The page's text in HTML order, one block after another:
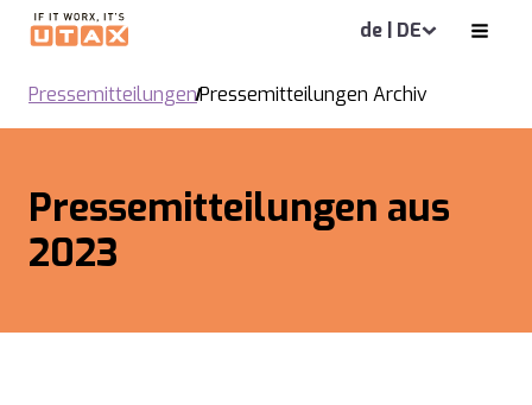
de | DE
PressemitteilungenPressemitteilungen Archiv
Pressemitteilungen aus
2023